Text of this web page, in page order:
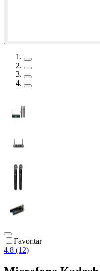
Favoritar
4.8 (12)